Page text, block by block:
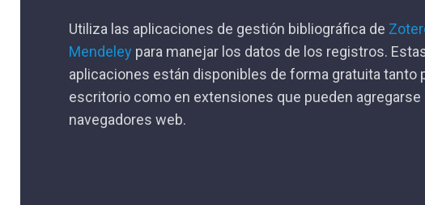
Utiliza las aplicaciones de gestión bibliográfica de
Mendeley para manejar los datos de los registros.
aplicaciones están disponibles de forma gratuita tanto
escritorio como en extensiones que pueden agregarse
navegadores web.